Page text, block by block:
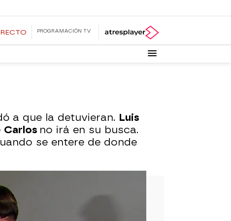
PROGRAMACIÓN TV
a que la detuvieran. Luis
Carlos no irá en su busca.
se entere de donde